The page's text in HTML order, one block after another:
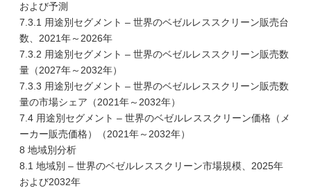
および予測
7.3.1 用途別セグメント – 世界のベゼルレススクリーン販売台
数、2021年～2026年
7.3.2 用途別セグメント – 世界のベゼルレススクリーン販売数
量（2027年～2032年）
7.3.3 用途別セグメント – 世界のベゼルレススクリーン販売数
量の市場シェア（2021年～2032年）
7.4 用途別セグメント – 世界のベゼルレススクリーン価格（メ
ーカー販売価格）（2021年～2032年）
8 地域別分析
8.1 地域別 – 世界のベゼルレススクリーン市場規模、2025年
および2032年